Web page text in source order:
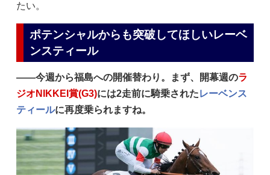
たい。
ポテンシャルからも突破してほしいレーベ
ンスティール
——今週から福島への開催替わり。まず、開幕週のラ
ジオNIKKEI賞(G3)には2走前に騎乗されたレーベンス
ティールに再度乗られますね。